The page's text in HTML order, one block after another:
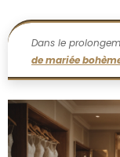
Dans le
de mariée